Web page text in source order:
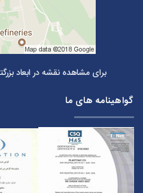
برای مشاهده نقشه در ابعاد
گواهینامه های ما